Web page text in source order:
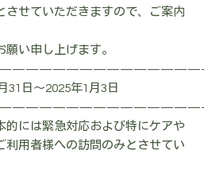
させていただきますので、ご案内
い申し上げます。
日～2025年1月3日
的には緊急対応および特にケアや
利用者様への訪問のみとさせてい